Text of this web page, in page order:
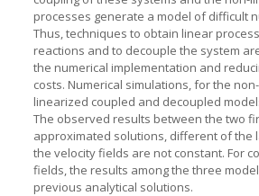
processes generate a model of difficult
Thus, techniques to obtain linear
reactions and to decouple the system
the numerical implementation and
costs. Numerical simulations, for the
linearized coupled and decoupled
The observed results between the two
approximated solutions, different of the
the velocity fields are not constant. For
fields, the results among the three
previous analytical solutions.